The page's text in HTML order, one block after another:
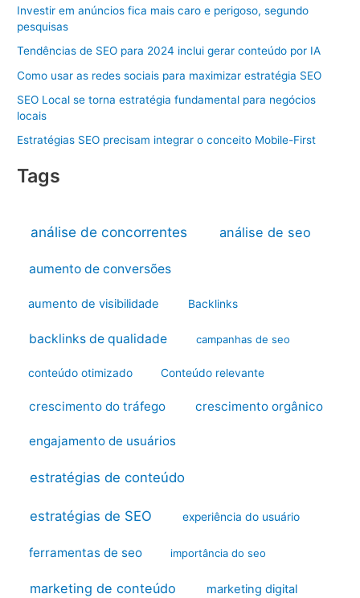
Investir em anúncios fica mais caro e perigoso, segundo
pesquisas
Tendências de SEO para 2024 inclui gerar conteúdo por IA
Como usar as redes sociais para maximizar estratégia SEO
SEO Local se torna estratégia fundamental para negócios
locais
Estratégias SEO precisam integrar o conceito Mobile-First
Tags
análise de concorrentes análise de seo
aumento de conversões
aumento de visibilidade Backlinks
backlinks de qualidade campanhas de seo
conteúdo otimizado Conteúdo relevante
crescimento do tráfego crescimento orgânico
engajamento de usuários
estratégias de conteúdo
estratégias de SEO experiência do usuário
ferramentas de seo importância do seo
marketing de conteúdo marketing digital